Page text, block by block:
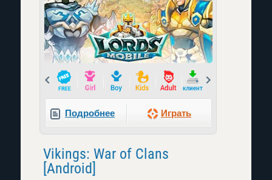
Prev
Подробнее Играть
Vikings: War of Clans
[Android]